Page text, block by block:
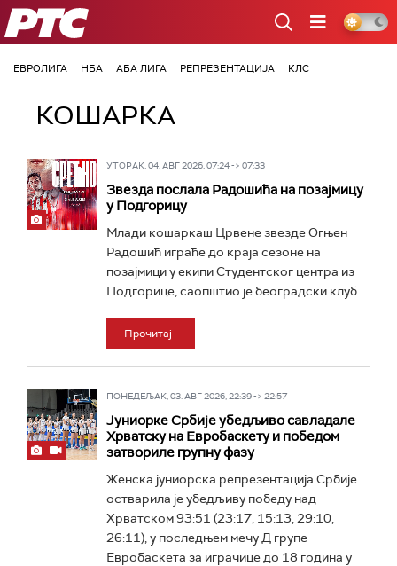
РТС
ЕВРОЛИГА НБА АБА ЛИГА РЕПРЕЗЕНТАЦИЈА КЛС
КОШАРКА
УТОРАК, 04. АВГ 2026, 07:24 -> 07:33
Звезда послала Радошића на позајмицу
у Подгорицу
Млади кошаркаш Црвене звезде Огњен
Радошић играће до краја сезоне на
позајмици у екипи Студентског центра из
Подгорице, саопштио је београдски клуб...
Прочитај
ПОНЕДЕЉАК, 03. АВГ 2026, 22:39 -> 22:57
Јуниорке Србије убедљиво савладале
Хрватску на Евробаскету и победом
затвориле групну фазу
Женска јуниорска репрезентација Србије
остварила је убедљиву победу над
Хрватском 93:51 (23:17, 15:13, 29:10,
26:11), у последњем мечу Д групе
Евробаскета за играчице до 18 година у